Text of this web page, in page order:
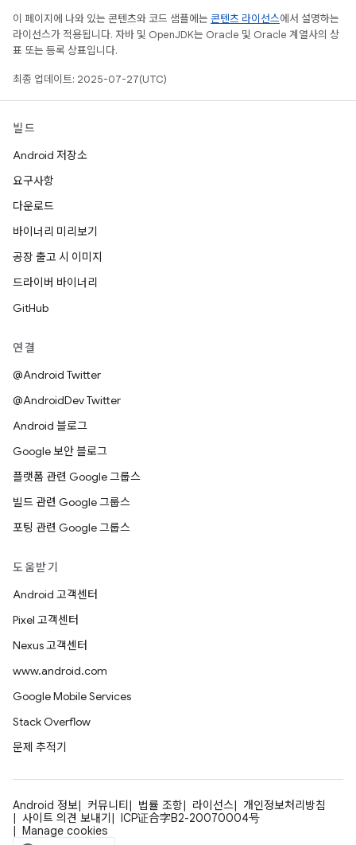
이 페이지에 나와 있는 콘텐츠와 코드 샘플에는 콘텐츠 라이선스에서 설명하는
라이선스가 적용됩니다. 자바 및 OpenJDK는 Oracle 및 Oracle 계열사의 상
표 또는 등록 상표입니다.
최종 업데이트: 2025-07-27(UTC)
빌드
Android 저장소
요구사항
다운로드
바이너리 미리보기
공장 출고 시 이미지
드라이버 바이너리
GitHub
연결
@Android Twitter
@AndroidDev Twitter
Android 블로그
Google 보안 블로그
플랫폼 관련 Google 그룹스
빌드 관련 Google 그룹스
포팅 관련 Google 그룹스
도움받기
Android 고객센터
Pixel 고객센터
Nexus 고객센터
www.android.com
Google Mobile Services
Stack Overflow
문제 추적기
Android 정보 커뮤니티 법률 조항 라이선스
개인정보처리방침
사이트 의견 보내기
ICP证合字B2-20070004号
Manage cookies